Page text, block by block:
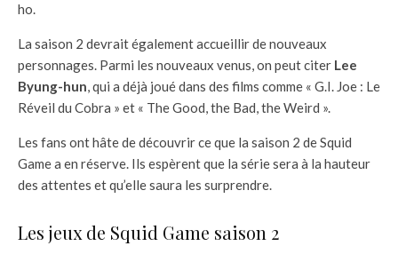
ho.
La saison 2 devrait également accueillir de nouveaux
personnages. Parmi les nouveaux venus, on peut citer Lee
Byung-hun, qui a déjà joué dans des films comme « G.I. Joe : Le
Réveil du Cobra » et « The Good, the Bad, the Weird ».
Les fans ont hâte de découvrir ce que la saison 2 de Squid
Game a en réserve. Ils espèrent que la série sera à la hauteur
des attentes et qu’elle saura les surprendre.
Les jeux de Squid Game saison 2